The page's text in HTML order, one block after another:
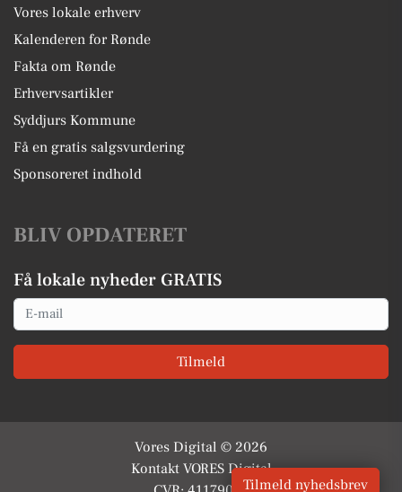
Vores lokale erhverv
Kalenderen for Rønde
Fakta om Rønde
Erhvervsartikler
Syddjurs Kommune
Få en gratis salgsvurdering
Sponsoreret indhold
BLIV OPDATERET
Få lokale nyheder GRATIS
Email
Tilmeld
Vores Digital © 2026
Kontakt VORES Digital
Tilmeld nyhedsbrev